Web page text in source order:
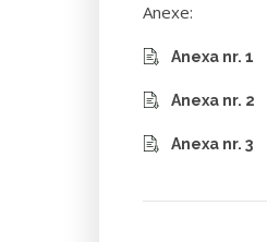
Anexe:
Anexa nr. 1
Anexa nr. 2
Anexa nr. 3